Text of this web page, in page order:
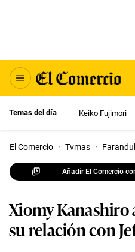
Temas del día Keiko Fujimori
El Comercio · Tvmas ·
Añadir El Comercio
Xiomy
su relación con